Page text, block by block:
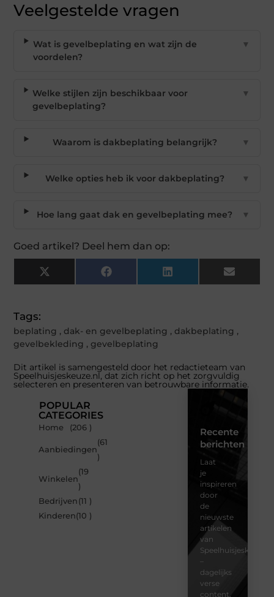
Veelgestelde vragen
Wat is gevelbeplating en wat zijn de
voordelen?
▼
Welke stijlen zijn beschikbaar voor
gevelbeplating?
▼
Waarom is dakbeplating belangrijk? ▼
Welke opties heb ik voor dakbeplating? ▼
Hoe lang gaat dak en gevelbeplating mee? ▼
Goed artikel? Deel hem dan op:
X
(Twitter)
Facebook LinkedIn Email
Tags:
beplating , dak- en gevelbeplating , dakbeplating ,
gevelbekleding , gevelbeplating
Dit artikel is samengesteld door het redactieteam van
Speelhuisjeskeuze.nl, dat zich richt op het zorgvuldig
selecteren en presenteren van betrouwbare informatie.
POPULAR
CATEGORIES
Home (206 )
Aanbiedingen
(61
)
Winkelen
(19
)
Bedrijven (11 )
Kinderen(10 )
Recente
berichten
Laat
je
inspireren
door
de
nieuwste
artikelen
van
Speelhuisjeskeuze.nl
–
dagelijks
verse
content,